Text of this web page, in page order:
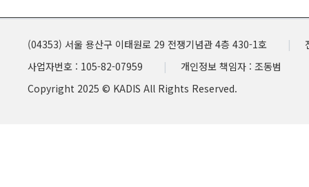
(04353) 서울 용산구 이태원로 29 전쟁기념관 4층 430-1호
사업자번호 : 105-82-07959
개인정보 책임자 : 조동범
Copyright 2025 © KADIS All Rights Reserved.